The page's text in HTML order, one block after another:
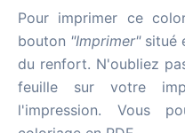
Pour imprimer ce
bouton "Imprimer"situé
du renfort. N'oubliez
feuille sur votre
l'impression. Vous